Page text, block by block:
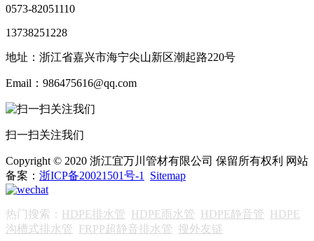
0573-82051110
13738251228
地址：浙江省嘉兴市海宁尖山新区潮起路220号
Email：986475616@qq.com
扫一扫关注我们
Copyright © 2020 浙江宜万川管材有限公司 保留所有权利 网站
备案： 浙ICP备20021501号-1 Sitemap
热门搜索： HDPE排水管 HDPE雨水管 HDPE静音管 HDPE
沟槽式排水管 FRPP超静音排水管 搜外友链